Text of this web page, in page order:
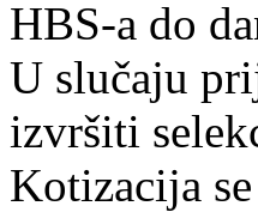
HBS-a do
U slučaju
izvršiti
Kotizacija